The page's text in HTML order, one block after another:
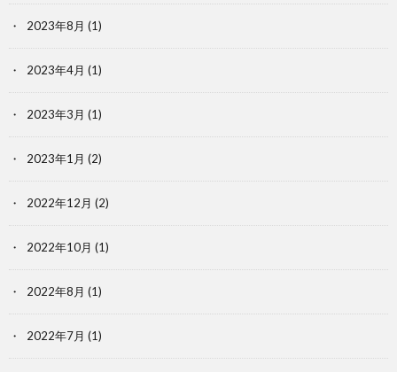
2023年8月 (1)
2023年4月 (1)
2023年3月 (1)
2023年1月 (2)
2022年12月 (2)
2022年10月 (1)
2022年8月 (1)
2022年7月 (1)